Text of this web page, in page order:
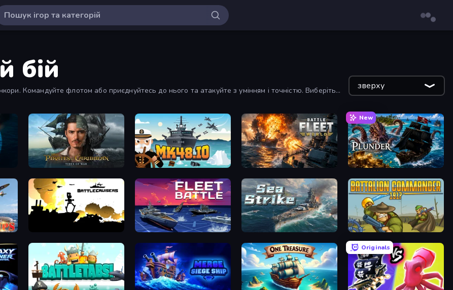
бій
Командуйте флотом або приєднуйтесь до нього та атакуйте з умінням і точністю. Виберіть
зверху
Pirates of the Caribbean: ToW Mk48.io Battle Fleet World
New
Plunder - Online Pirate Battle
Fleet Battle Sea Strike Battalion Commander 1917
Originals